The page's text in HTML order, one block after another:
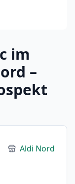
im
–
Aldi Nord